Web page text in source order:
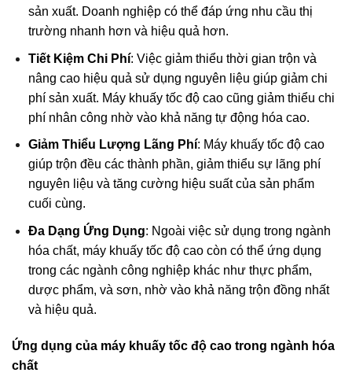
sản xuất. Doanh nghiệp có thể đáp ứng nhu cầu thị
trường nhanh hơn và hiệu quả hơn.
Tiết Kiệm Chi Phí: Việc giảm thiểu thời gian trộn và
nâng cao hiệu quả sử dụng nguyên liệu giúp giảm chi
phí sản xuất. Máy khuấy tốc độ cao cũng giảm thiểu chi
phí nhân công nhờ vào khả năng tự động hóa cao.
Giảm Thiểu Lượng Lãng Phí: Máy khuấy tốc độ cao
giúp trộn đều các thành phần, giảm thiểu sự lãng phí
nguyên liệu và tăng cường hiệu suất của sản phẩm
cuối cùng.
Đa Dạng Ứng Dụng: Ngoài việc sử dụng trong ngành
hóa chất, máy khuấy tốc độ cao còn có thể ứng dụng
trong các ngành công nghiệp khác như thực phẩm,
dược phẩm, và sơn, nhờ vào khả năng trộn đồng nhất
và hiệu quả.
Ứng dụng của máy khuấy tốc độ cao trong ngành hóa
chất